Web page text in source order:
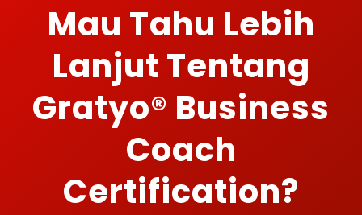
Mau Tahu Lebih
Lanjut Tentang
Gratyo® Business
Coach
Certification?